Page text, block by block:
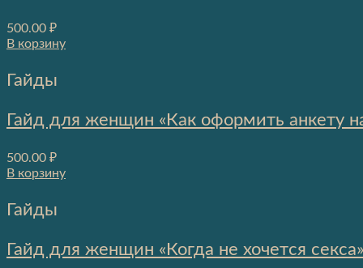
500.00 ₽
В корзину
Гайды
Гайд для женщин «Как оформить анкету
500.00 ₽
В корзину
Гайды
Гайд для женщин «Когда не хочется секса»